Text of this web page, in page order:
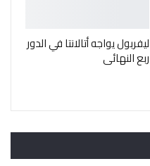
ليفربول يواجه أتالانتا في الدور
ربع النهائى